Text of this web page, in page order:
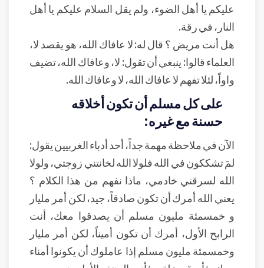
عليكم يا أهل الضوء، ولم يقل السلام عليكم يا أهل
النار، في رقة.
هل أنت مريض ؟ قال له: لا عافاك الله، هو يقصد لا،
العلماء قالوا: ينبغي أن تقول: لا، وعافاك الله، تضيف
واواً، لئلا تفهم لا عافاك الله، لا وعافاك الله.
على كل مسلم أن تكون أخلاقه
حسنة مع غيره:
الآن في ملاحظة مهمة جداً، أحد أدباء الغربيين يقول:
لمَ تشككون في الله فلولا الله لخانتني زوجتي، ولولا
الله لسرقني خادمي، ماذا نفهم من هذا الكلام ؟
يعني الله أمرك أن تكون صادقاً، جيد، لكن أمر مليار
و خمسمئة مليون مسلم أن يصدقوا معك، أنت
الرابح الأول، أمرك أن تكون أميناً، لكن أمر مليار
وخمسمئة مليون مسلم إذا عاملوك أن يكونوا أمناء